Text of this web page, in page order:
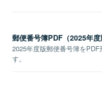
郵便番号簿PDF（2025年度
2025年度版郵便番号簿を
す。